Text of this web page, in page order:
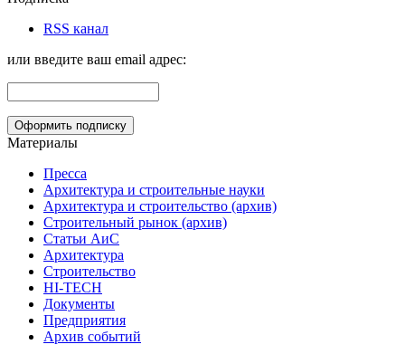
RSS канал
или введите ваш email адрес:
Материалы
Пресса
Архитектура и строительные науки
Архитектура и строительство (архив)
Строительный рынок (архив)
Статьи АиС
Архитектура
Строительство
HI-TECH
Документы
Предприятия
Архив событий